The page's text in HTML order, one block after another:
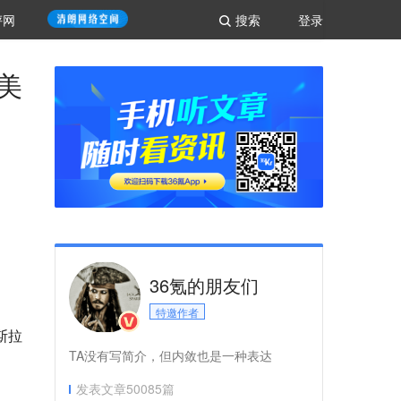
登录
搜索
拉
36氪的朋友们
特邀作者
TA没有写简介，但内敛也是一种表达
发表文章50085篇